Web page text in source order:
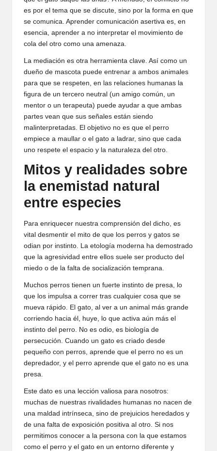
es por el tema que se discute, sino por la forma en que
se comunica. Aprender comunicación asertiva es, en
esencia, aprender a no interpretar el movimiento de
cola del otro como una amenaza.
La mediación es otra herramienta clave. Así como un
dueño de mascota puede entrenar a ambos animales
para que se respeten, en las relaciones humanas la
figura de un tercero neutral (un amigo común, un
mentor o un terapeuta) puede ayudar a que ambas
partes vean que sus señales están siendo
malinterpretadas. El objetivo no es que el perro
empiece a maullar o el gato a ladrar, sino que cada
uno respete el espacio y la naturaleza del otro.
Mitos y realidades sobre
la enemistad natural
entre especies
Para enriquecer nuestra comprensión del dicho, es
vital desmentir el mito de que los perros y gatos se
odian por instinto. La etología moderna ha demostrado
que la agresividad entre ellos suele ser producto del
miedo o de la falta de socialización temprana.
Muchos perros tienen un fuerte instinto de presa, lo
que los impulsa a correr tras cualquier cosa que se
mueva rápido. El gato, al ver a un animal más grande
corriendo hacia él, huye, lo que activa aún más el
instinto del perro. No es odio, es biología de
persecución. Cuando un gato es criado desde
pequeño con perros, aprende que el perro no es un
depredador, y el perro aprende que el gato no es una
presa.
Este dato es una lección valiosa para nosotros:
muchas de nuestras rivalidades humanas no nacen de
una maldad intrínseca, sino de prejuicios heredados y
de una falta de exposición positiva al otro. Si nos
permitimos conocer a la persona con la que estamos
como el perro y el gato en un entorno diferente y